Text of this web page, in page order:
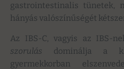
gastrointestinalis tünetek,
hányás valószínűségét
Az IBS-C, vagyis az IBS-
szorulás dominálja a
gyermekkorban